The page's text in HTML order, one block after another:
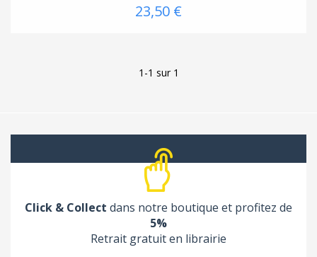
23,50 €
1-1 sur 1
Click & Collect dans notre boutique et profitez de
5%
Retrait gratuit en librairie